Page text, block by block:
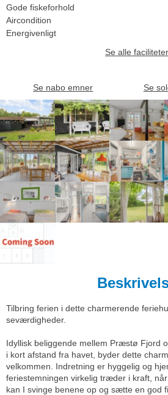
Gode fiskeforhold
Aircondition
Energivenligt
Se alle faciliteter
Se nabo emner Se
Tilbring ferien i dette charmerende
seværdigheder.
Idyllisk beliggende mellem Præstø Fjord
i kort afstand fra havet, byder dette
velkommen. Indretning er hyggelig og
feriestemningen virkelig træder i kraft,
kan I svinge benene op og sætte en god